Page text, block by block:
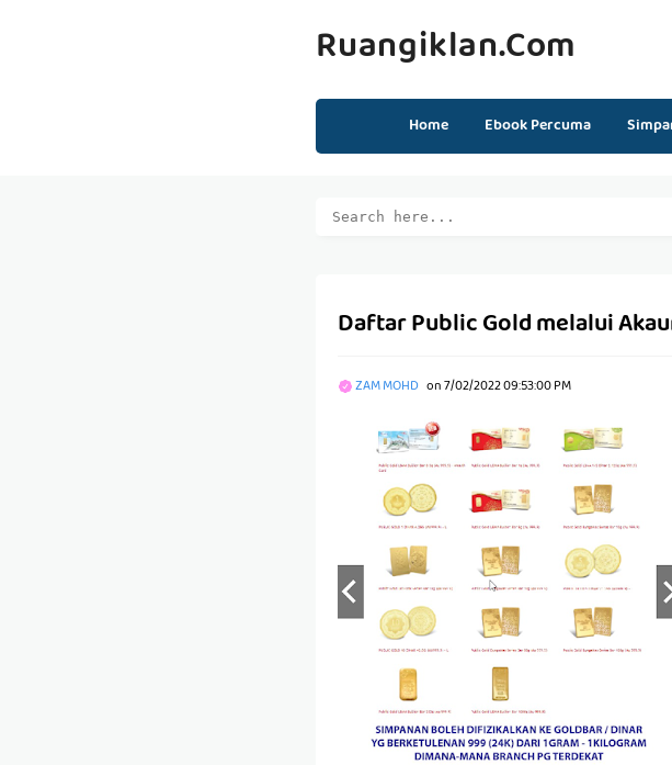
Ruangiklan.com
Home Ebook Percuma
Daftar Public Gold melalui
ZAM MOHD on7/02/2022 09:53:00 PM